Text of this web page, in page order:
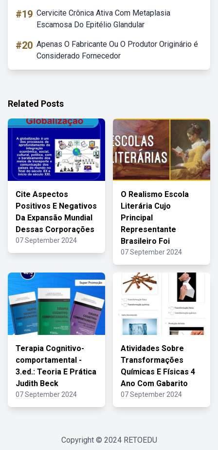
#19 Cervicite Crônica Ativa Com Metaplasia
Escamosa Do Epitélio Glandular
#20 Apenas O Fabricante Ou O Produtor Originário é
Considerado Fornecedor
Related Posts
Cite Aspectos
Positivos E Negativos
Da Expansão Mundial
Dessas Corporações
07 September 2024
O Realismo Escola
Literária Cujo
Principal
Representante
Brasileiro Foi
07 September 2024
Terapia Cognitivo-
comportamental -
3.ed.: Teoria E Prática
Judith Beck
07 September 2024
Atividades Sobre
Transformações
Químicas E Físicas 4
Ano Com Gabarito
07 September 2024
Copyright © 2024 RETOEDU